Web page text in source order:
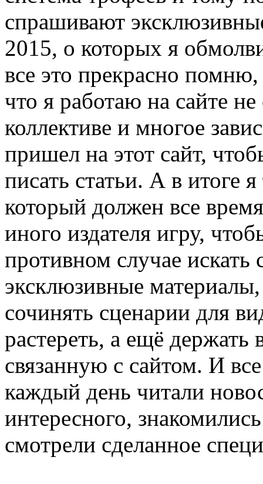
спрашивают
2015, о которых я
все это прекрасно
что я работаю на сайте
коллективе и многое
пришел на этот сайт,
писать статьи. А в итоге
который должен все
иного издателя игру,
противном случае искать
эксклюзивные
сочинять сценарии для
растереть, а ещё
связанную с сайтом. И
каждый день читали
интересного,
смотрели сделанное